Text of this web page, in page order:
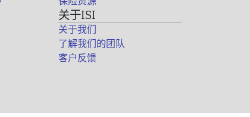
关于ISI
关于我们
了解我们的团队
客户反馈